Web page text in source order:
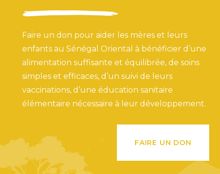
Faire un don pour aider les mères et leurs
enfants au Sénégal Oriental à bénéficier d’une
alimentation suffisante et équilibrée, de soins
simples et efficaces, d’un suivi de leurs
vaccinations, d’une éducation sanitaire
élémentaire nécessaire à leur développement.
FAIRE UN DON